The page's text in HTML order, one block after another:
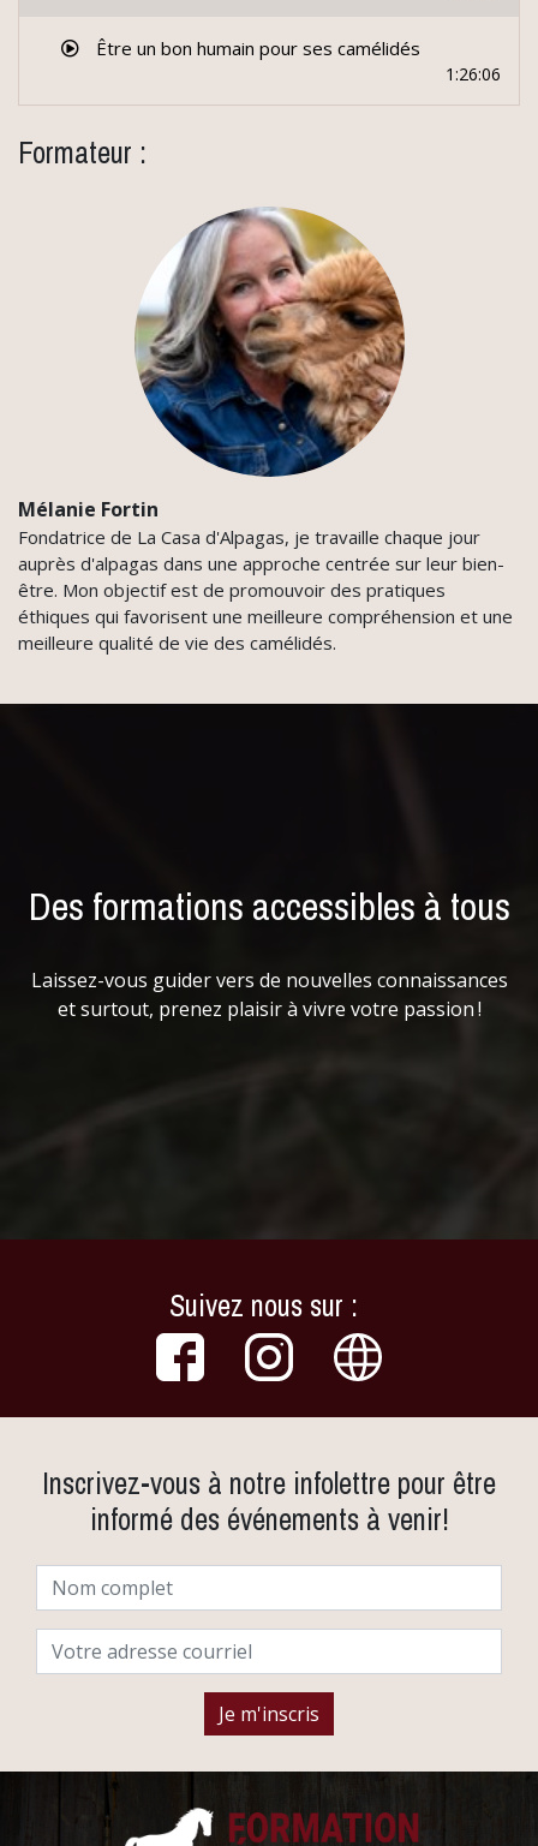
Être un bon humain pour ses camélidés
1:26:06
Formateur :
Mélanie Fortin
Fondatrice de La Casa d'Alpagas, je travaille chaque jour
auprès d'alpagas dans une approche centrée sur leur bien-
être. Mon objectif est de promouvoir des pratiques
éthiques qui favorisent une meilleure compréhension et une
meilleure qualité de vie des camélidés.
Des formations accessibles à tous
Laissez-vous guider vers de nouvelles connaissances
et surtout, prenez plaisir à vivre votre passion !
Suivez nous sur :
Inscrivez-vous à notre infolettre pour être
informé des événements à venir!